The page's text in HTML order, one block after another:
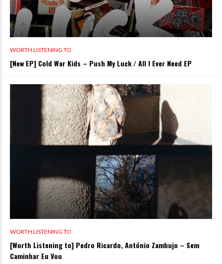
WORTH LISTENING TO
[New EP] Cold War Kids – Push My Luck / All I Ever Need EP
WORTH LISTENING TO
[Worth Listening to] Pedro Ricardo, António Zambujo – Sem
Caminhar Eu Vou